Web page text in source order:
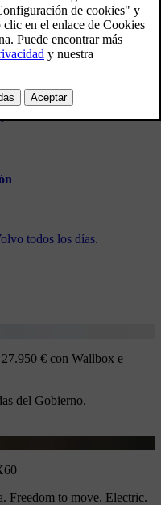
todos los días.
€ con Wallbox e
del Gobierno.
Freedom to move. Electric.